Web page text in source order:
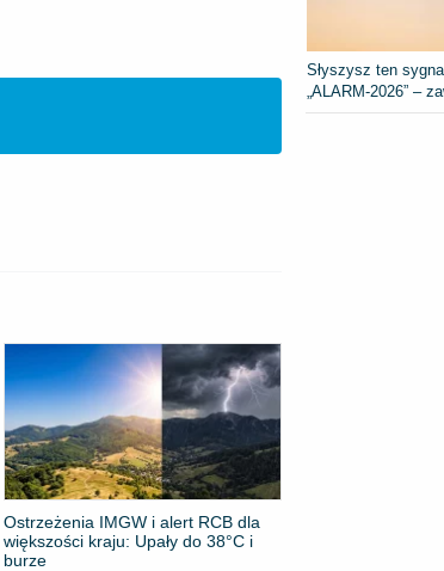
Ostrzeżenia IMGW i alert RCB dla
większości kraju: Upały do 38°C i
burze
Słyszysz ten
„ALARM-2026” –